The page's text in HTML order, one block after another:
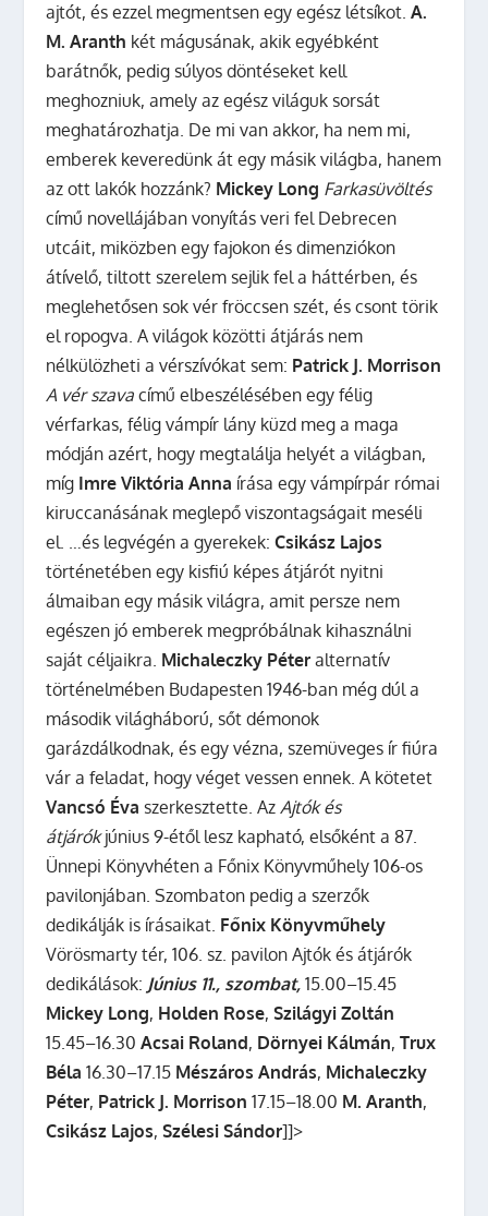
ajtót, és ezzel megmentsen egy egész létsíkot.A.
M. Aranth két mágusának, akik egyébként
barátnők, pedig súlyos döntéseket kell
meghozniuk, amely az egész világuk sorsát
meghatározhatja. De mi van akkor, ha nem mi,
emberek keveredünk át egy másik világba, hanem
az ott lakók hozzánk? Mickey Long Farkasüvöltés
című novellájában vonyítás veri fel Debrecen
utcáit, miközben egy fajokon és dimenziókon
átívelő, tiltott szerelem sejlik fel a háttérben, és
meglehetősen sok vér fröccsen szét, és csont törik
el ropogva. A világok közötti átjárás nem
nélkülözheti a vérszívókat sem: Patrick J. Morrison
A vér szavacímű elbeszélésében egy félig
vérfarkas, félig vámpír lány küzd meg a maga
módján azért, hogy megtalálja helyét a világban,
míg Imre Viktória Anna írása egy vámpírpár római
kiruccanásának meglepő viszontagságait meséli
el. …és legvégén a gyerekek:Csikász Lajos
történetében egy kisfiú képes átjárót nyitni
álmaiban egy másik világra, amit persze nem
egészen jó emberek megpróbálnak kihasználni
saját céljaikra. Michaleczky Péter alternatív
történelmében Budapesten 1946-ban még dúl a
második világháború, sőt démonok
garázdálkodnak, és egy vézna, szemüveges ír fiúra
vár a feladat, hogy véget vessen ennek. A kötetet
Vancsó Éva szerkesztette. AzAjtók és
átjárókjúnius 9-étől lesz kapható, elsőként a 87.
Ünnepi Könyvhéten a Főnix Könyvműhely 106-os
pavilonjában. Szombaton pedig a szerzők
dedikálják is írásaikat. Főnix Könyvműhely
Vörösmarty tér, 106. sz. pavilon Ajtók és átjárók
dedikálások: Június 11., szombat,15.00–15.45
Mickey Long, Holden Rose, Szilágyi Zoltán
15.45–16.30Acsai Roland, Dörnyei Kálmán, Trux
Béla16.30–17.15 Mészáros András, Michaleczky
Péter, Patrick J. Morrison17.15–18.00 M. Aranth,
Csikász Lajos, Szélesi Sándor]]>